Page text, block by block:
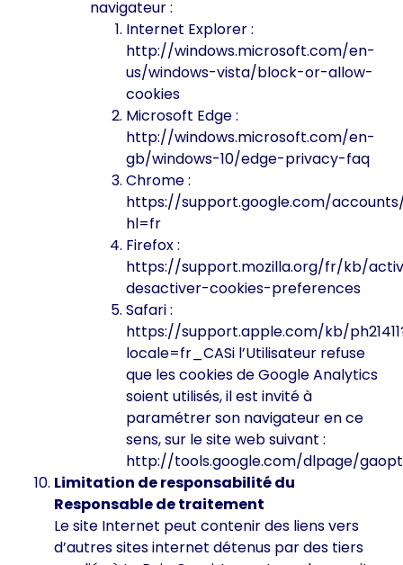
navigateur :
Internet Explorer :
http://windows.microsoft.com/en-
us/windows-vista/block-or-allow-
cookies
Microsoft Edge :
http://windows.microsoft.com/en-
gb/windows-10/edge-privacy-faq
Chrome :
https://support.google.com/
hl=fr
Firefox :
https://support.mozilla.org/fr/kb/
desactiver-cookies-preferences
Safari :
https://support.apple.com/kb/
locale=fr_CASi l’Utilisateur refuse
que les cookies de Google Analytics
soient utilisés, il est invité à
paramétrer son navigateur en ce
sens, sur le site web suivant :
http://tools.google.com/dlpage/
Limitation de responsabilité du
Responsable de traitement
Le site Internet peut contenir des liens vers
d’autres sites internet détenus par des tiers